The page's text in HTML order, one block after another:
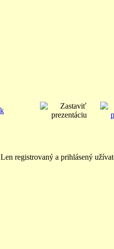
Len registrovaný a prihlásený